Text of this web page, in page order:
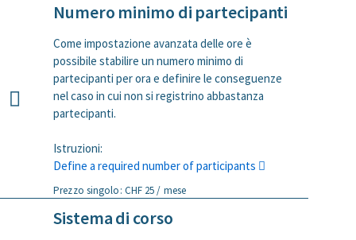
Numero minimo di partecipanti
Come impostazione avanzata delle ore è
possibile stabilire un numero minimo di
partecipanti per ora e definire le conseguenze
nel caso in cui non si registrino abbastanza
partecipanti.
Istruzioni:
Define a required number of participants
Prezzo singolo: CHF 25 / mese
Sistema di corso